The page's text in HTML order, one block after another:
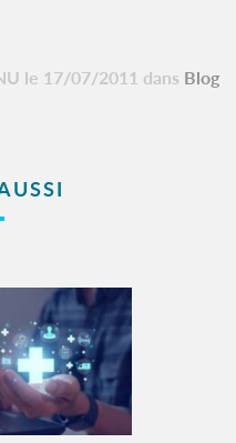
le 17/07/2011 dans Blog